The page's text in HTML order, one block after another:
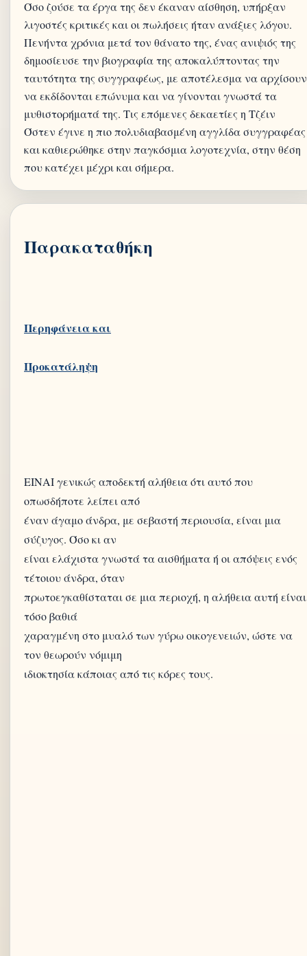
Όσο ζούσε τα έργα της δεν έκαναν αίσθηση, υπήρξαν
λιγοστές κριτικές και οι πωλήσεις ήταν ανάξιες λόγου.
Πενήντα χρόνια μετά τον θάνατο της, ένας ανιψιός της
δημοσίευσε την βιογραφία της αποκαλύπτοντας την
ταυτότητα της συγγραφέως, με αποτέλεσμα να αρχίσουν
να εκδίδονται επώνυμα και να γίνονται γνωστά τα
μυθιστορήματά της. Τις επόμενες δεκαετίες η Τζέιν
Όστεν έγινε η πιο πολυδιαβασμένη αγγλίδα συγγραφέας
και καθιερώθηκε στην παγκόσμια λογοτεχνία, στην θέση
Παρακαταθήκη
Περηφάνεια και
ΕΙΝΑΙ γενικώς αποδεκτή αλήθεια ότι αυτό που
οπωσδήποτε λείπει από
έναν άγαμο άνδρα, με σεβαστή περιουσία, είναι μια
σύζυγος. Όσο κι αν
είναι ελάχιστα γνωστά τα αισθήματα ή οι απόψεις ενός
τέτοιου άνδρα, όταν
πρωτοεγκαθίσταται σε μια περιοχή, η αλήθεια αυτή είναι
τόσο βαθιά
χαραγμένη στο μυαλό των γύρω οικογενειών, ώστε να
τον θεωρούν νόμιμη
ιδιοκτησία κάποιας από τις κόρες τους.